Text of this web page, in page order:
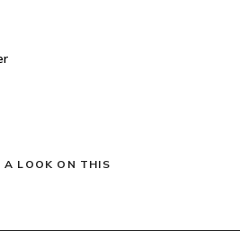
A LOOK ON THIS